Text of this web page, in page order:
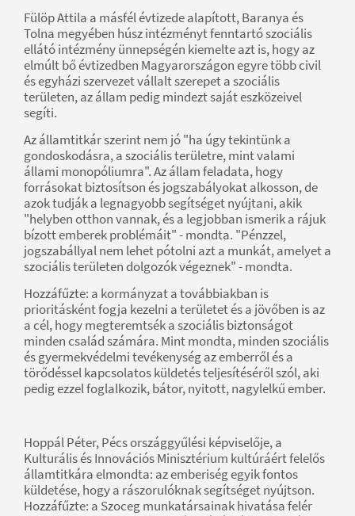
Fülöp Attila a másfél évtizede alapított, Baranya és
Tolna megyében húsz intézményt fenntartó szociális
ellátó intézmény ünnepségén kiemelte azt is, hogy az
elmúlt bő évtizedben Magyarországon egyre több civil
és egyházi szervezet vállalt szerepet a szociális
területen, az állam pedig mindezt saját eszközeivel
segíti.
Az államtitkár szerint nem jó "ha úgy tekintünk a
gondoskodásra, a szociális területre, mint valami
állami monopóliumra". Az állam feladata, hogy
forrásokat biztosítson és jogszabályokat alkosson, de
azok tudják a legnagyobb segítséget nyújtani, akik
"helyben otthon vannak, és a legjobban ismerik a rájuk
bízott emberek problémáit" - mondta. "Pénzzel,
jogszabállyal nem lehet pótolni azt a munkát, amelyet a
szociális területen dolgozók végeznek" - mondta.
Hozzáfűzte: a kormányzat a továbbiakban is
prioritásként fogja kezelni a területet és a jövőben is az
a cél, hogy megteremtsék a szociális biztonságot
minden család számára. Mint mondta, minden szociális
és gyermekvédelmi tevékenység az emberről és a
törődéssel kapcsolatos küldetés teljesítéséről szól, aki
pedig ezzel foglalkozik, bátor, nyitott, nagylelkű ember.
Hoppál Péter, Pécs országgyűlési képviselője, a
Kulturális és Innovációs Minisztérium kultúráért felelős
államtitkára elmondta: az emberiség egyik fontos
küldetése, hogy a rászorulóknak segítséget nyújtson.
Hozzáfűzte: a Szoceg munkatársainak hivatása felér